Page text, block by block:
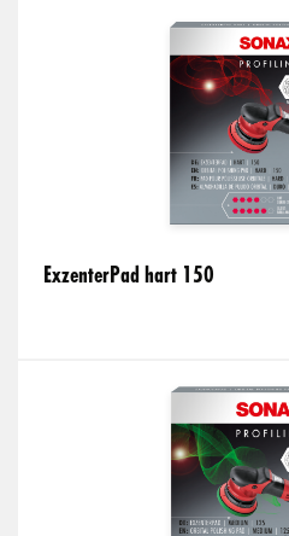
ExzenterPad hart 150